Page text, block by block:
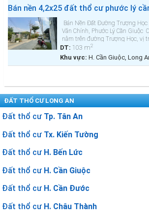
Bán nền 4,2x25 đất thổ cư phước lý
Bán Nền Đất Đường Trượng
Văn Chính, Phước Lý Cần Giuộc
nằm trên đường Trượng Học, vị
Trường THCS Nguyễn Văn
huyện Cần Giu...
DT: 103 m2
Khu vực: H. Cần Giuộc, Long
ĐẤT THỔ CƯ LONG AN
Đất thổ cư Tp. Tân An
Đất thổ cư Tx. Kiến Tường
Đất thổ cư H. Bến Lức
Đất thổ cư H. Cần Giuộc
Đất thổ cư H. Cần Đước
Đất thổ cư H. Châu Thành